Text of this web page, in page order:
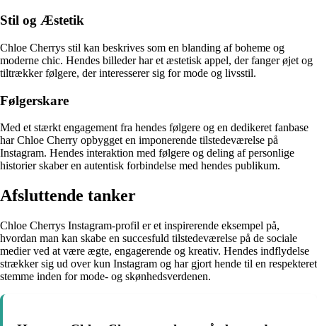
Stil og Æstetik
Chloe Cherrys stil kan beskrives som en blanding af boheme og
moderne chic. Hendes billeder har et æstetisk appel, der fanger øjet og
tiltrækker følgere, der interesserer sig for mode og livsstil.
Følgerskare
Med et stærkt engagement fra hendes følgere og en dedikeret fanbase
har Chloe Cherry opbygget en imponerende tilstedeværelse på
Instagram. Hendes interaktion med følgere og deling af personlige
historier skaber en autentisk forbindelse med hendes publikum.
Afsluttende tanker
Chloe Cherrys Instagram-profil er et inspirerende eksempel på,
hvordan man kan skabe en succesfuld tilstedeværelse på de sociale
medier ved at være ægte, engagerende og kreativ. Hendes indflydelse
strækker sig ud over kun Instagram og har gjort hende til en respekteret
stemme inden for mode- og skønhedsverdenen.